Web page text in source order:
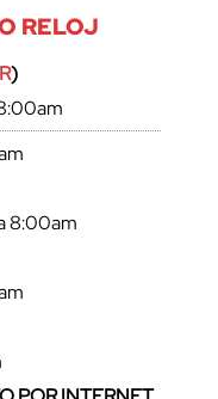
RELOJ
)
8:00am